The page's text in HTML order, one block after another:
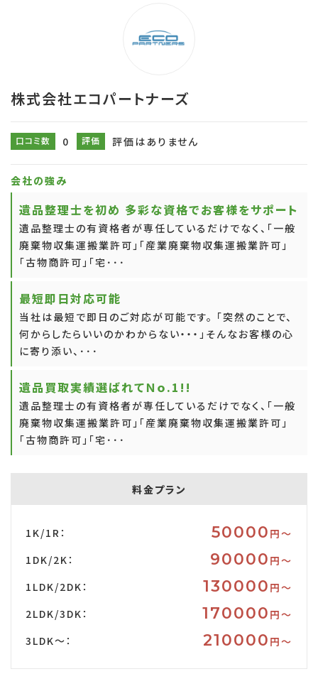
株式会社エコパートナーズ
口コミ数 0 評価 評価はありません
会社の強み
遺品整理士を初め 多彩な資格でお客様をサポート
遺品整理士の有資格者が専任しているだけでなく、「一般
廃棄物収集運搬業許可」「産業廃棄物収集運搬業許可」
「古物商許可」「宅･･･
最短即日対応可能
当社は最短で即日のご対応が可能です。 「突然のことで、
何からしたらいいのかわからない・・・」そんなお客様の心
に寄り添い、･･･
遺品買取実績選ばれてＮｏ.1!!
遺品整理士の有資格者が専任しているだけでなく、「一般
廃棄物収集運搬業許可」「産業廃棄物収集運搬業許可」
「古物商許可」「宅･･･
料金プラン
1K/1R： 50000 円〜
1DK/2K：
90000 円〜
1LDK/2DK：
130000 円〜
2LDK/3DK：
170000 円〜
3LDK～：
210000 円〜